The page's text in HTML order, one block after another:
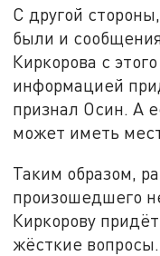
С другой
были и
Киркорова с
информацией
признал Осин. А
может иметь
Таким образом,
произошедшего
Киркорову
жёсткие